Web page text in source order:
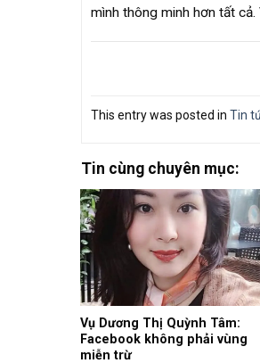
mình thông minh hơn tất cả.
This entry was posted in Tin
Tin cùng chuyên mục:
Vụ Dương Thị Quỳnh Tâm:
Facebook không phải vùng
miễn trừ